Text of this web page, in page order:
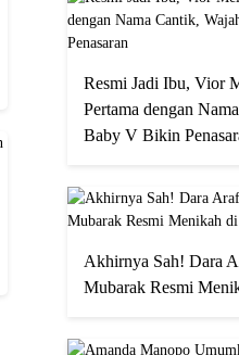
Resmi Jadi Ibu, Vior
Pertama dengan
Baby V Bikin
Akhirnya Sah! Dara
Mubarak Resmi